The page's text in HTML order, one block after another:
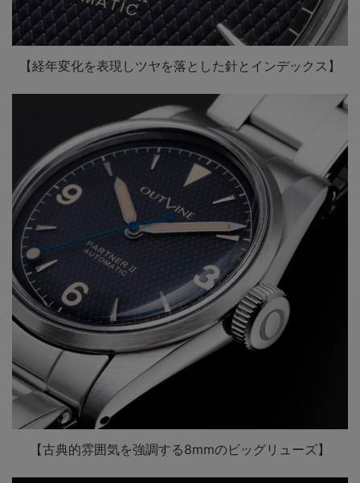
【経年変化を表現しツヤを落とした針とインデックス】
【古典的雰囲気を強調する8mmのビッグリューズ】